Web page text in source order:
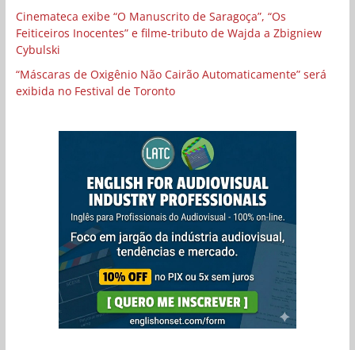
Cinemateca exibe “O Manuscrito de Saragoça”, “Os
Feiticeiros Inocentes” e filme-tributo de Wajda a Zbigniew
Cybulski
“Máscaras de Oxigênio Não Cairão Automaticamente” será
exibida no Festival de Toronto